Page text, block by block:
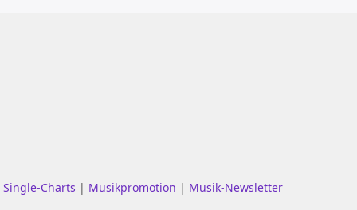
Single-Charts | Musikpromotion | Musik-Newsletter